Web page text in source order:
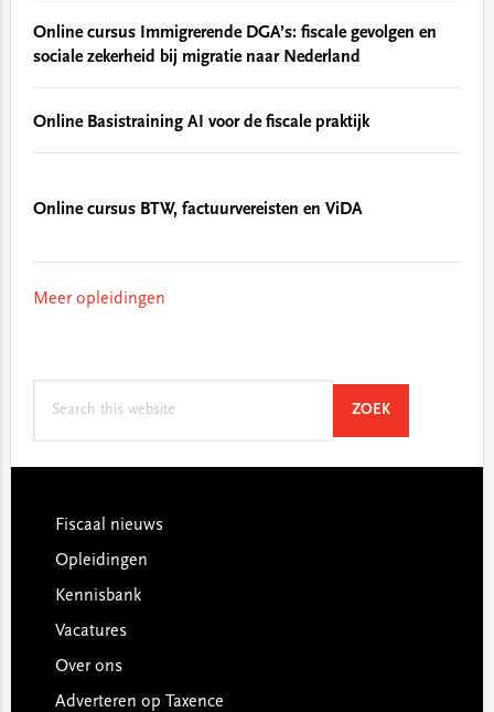
Online cursus Immigrerende DGA’s: fiscale gevolgen en
sociale zekerheid bij migratie naar Nederland
Online Basistraining AI voor de fiscale praktijk
Online cursus BTW, factuurvereisten en ViDA
Meer opleidingen
ZOEKSEARCH
Footer
Fiscaal nieuws
Opleidingen
Kennisbank
Vacatures
Over ons
Adverteren op Taxence